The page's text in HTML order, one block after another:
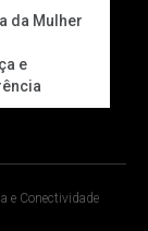
da Mulher
e
e Conectividade